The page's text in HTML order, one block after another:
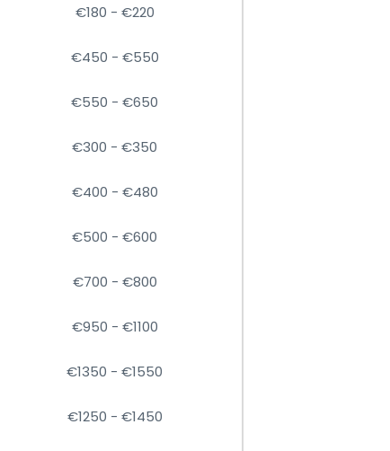
€180 - €220
€450 - €550
€550 - €650
€300 - €350
€400 - €480
€500 - €600
€700 - €800
€950 - €1100
€1350 - €1550
€1250 - €1450